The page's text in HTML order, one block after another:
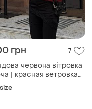
червона вітровка
| красная ветровка
| вітровка
TOP